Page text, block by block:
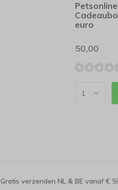
Petsonline
euro
50,00
Gratis verzenden NL & BE vanaf €